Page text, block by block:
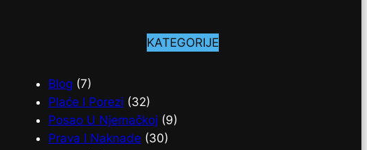
KATEGORIJE
Blog (7)
Plaće I Porezi (32)
Posao U Njemačkoj (9)
Prava I Naknade (30)